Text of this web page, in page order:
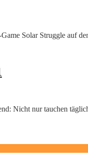
Solar Struggle auf
Nicht nur tauchen